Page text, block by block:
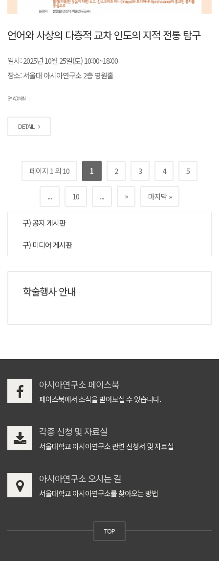
언어와 사상의 다층적 교차 인도의 지적 전통 탐구
일시: 2025년 10월 25일(토) 10:00~18:00
장소: 서울대 아시아연구소 2층 영원홀
BY ADMIN
DETAIL
페이지 1 의 10 1 2 3 4 5
... 10 ... » 마지막 »
구) 공지 게시판
구) 미디어 게시판
학술행사 안내
아시아연구소 페이스북
페이스북에서 소식을 받아보실 수 있습니다.
각종 신청 및 자료실
서울대학교 아시아연구소 관련 신청서 및 자료실
아시아연구소 오시는 길
서울대학교 아시아연구소를 찾아오는 방법
TOP